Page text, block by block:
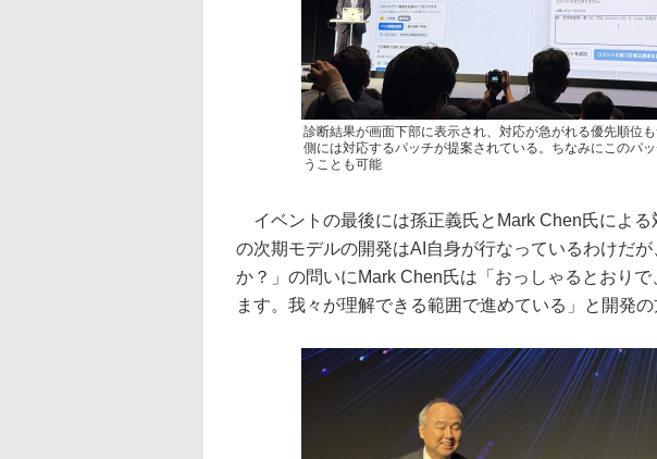
診断結果が画面下部に表示され、対応が急がれる優先順位
側には対応するパッチが提案されている。ちなみにこのパ
うことも可能
イベントの最後には孫正義氏とMark Chen氏による
の次期モデルの開発はAI自身が行なっているわけだ
か？」の問いにMark Chen氏は「おっしゃるとおり
ます。我々が理解できる範囲で進めている」と開発の